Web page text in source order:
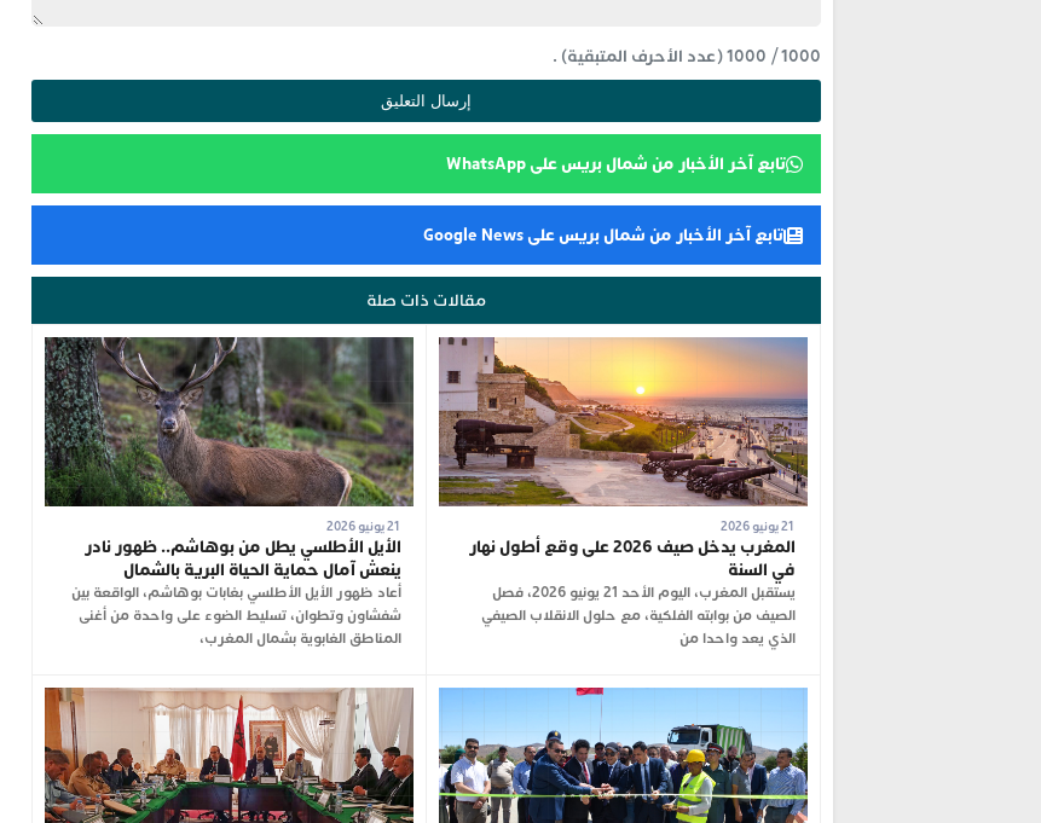
1000
/
1000(عدد الأحرف المتبقية) .
تابع آخر الأخبار من شمال بريس على WhatsApp
تابع آخر الأخبار من شمال بريس على Google News
مقالات ذات صلة
المغرب يدخل صيف 2026 على وقع أطول نهار
في السنة
يستقبل المغرب، اليوم الأحد 21 يونيو 2026، فصل
الصيف من بوابته الفلكية، مع حلول الانقلاب الصيفي
الذي يعد واحدا من
21 يونيو 2026
الأيل الأطلسي يطل من بوهاشم.. ظهور نادر
ينعش آمال حماية الحياة البرية بالشمال
أعاد ظهور الأيل الأطلسي بغابات بوهاشم، الواقعة بين
شفشاون وتطوان، تسليط الضوء على واحدة من أغنى
المناطق الغابوية بشمال المغرب،